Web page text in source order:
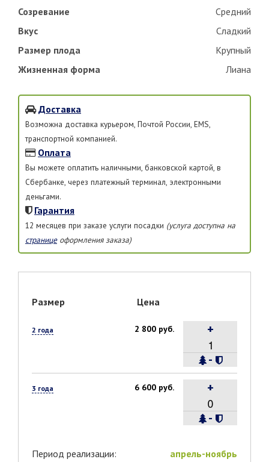
Созревание
Средний
Вкус
Сладкий
Размер плода
Крупный
Жизненная форма
Лиана
Доставка
Возможна доставка курьером, Почтой России, EMS,
транспортной компанией.
Оплата
Вы можете оплатить наличными, банковской картой, в
Сбербанке, через платежный терминал, электронными
деньгами.
Гарантия
12 месяцев при заказе услуги посадки (услуга доступна на
страницеоформления заказа)
Размер Цена
2 года 2 800 руб.
-
+
3 года 6 600 руб.
-
+
Период реализации: апрель-ноябрь